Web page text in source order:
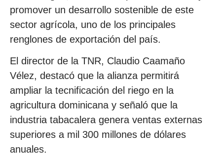
promover un desarrollo sostenible de este
sector agrícola, uno de los principales
renglones de exportación del país.
El director de la TNR, Claudio Caamaño
Vélez, destacó que la alianza permitirá
ampliar la tecnificación del riego en la
agricultura dominicana y señaló que la
industria tabacalera genera ventas externas
superiores a mil 300 millones de dólares
anuales.